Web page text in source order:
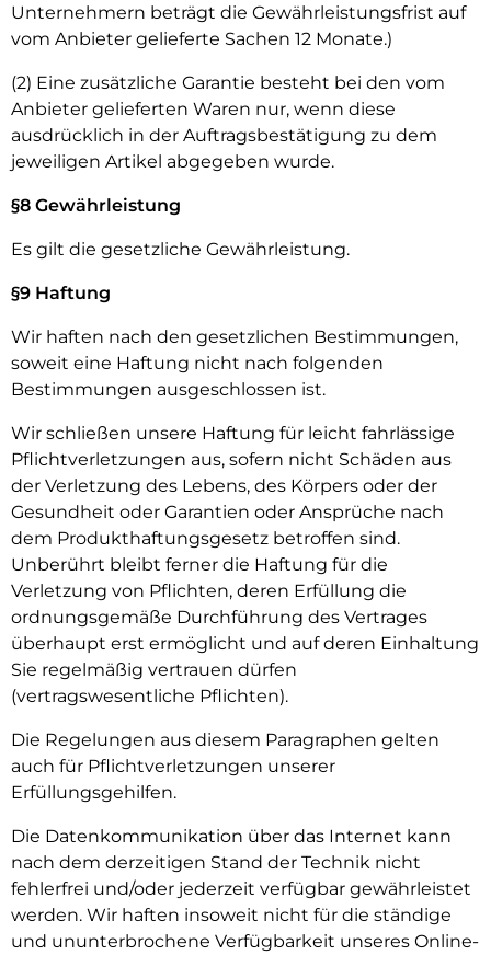
Unternehmern beträgt die Gewährleistungsfrist auf
vom Anbieter gelieferte Sachen 12 Monate.)
(2) Eine zusätzliche Garantie besteht bei den vom
Anbieter gelieferten Waren nur, wenn diese
ausdrücklich in der Auftragsbestätigung zu dem
jeweiligen Artikel abgegeben wurde.
§8 Gewährleistung
Es gilt die gesetzliche Gewährleistung.
§9 Haftung
Wir haften nach den gesetzlichen Bestimmungen,
soweit eine Haftung nicht nach folgenden
Bestimmungen ausgeschlossen ist.
Wir schließen unsere Haftung für leicht fahrlässige
Pflichtverletzungen aus, sofern nicht Schäden aus
der Verletzung des Lebens, des Körpers oder der
Gesundheit oder Garantien oder Ansprüche nach
dem Produkthaftungsgesetz betroffen sind.
Unberührt bleibt ferner die Haftung für die
Verletzung von Pflichten, deren Erfüllung die
ordnungsgemäße Durchführung des Vertrages
überhaupt erst ermöglicht und auf deren Einhaltung
Sie regelmäßig vertrauen dürfen
(vertragswesentliche Pflichten).
Die Regelungen aus diesem Paragraphen gelten
auch für Pflichtverletzungen unserer
Erfüllungsgehilfen.
Die Datenkommunikation über das Internet kann
nach dem derzeitigen Stand der Technik nicht
fehlerfrei und/oder jederzeit verfügbar gewährleistet
werden. Wir haften insoweit nicht für die ständige
und ununterbrochene Verfügbarkeit unseres Online-